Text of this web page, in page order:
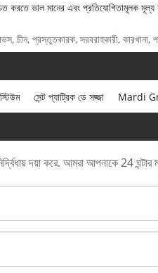
করতে ভাল মানের এবং প্রতিযোগিতামূলক মূল্য
চীন, প্রস্তুতকারক, সরবরাহকারী, কারখানা,
সেন্ট প্যাট্রিক ডে সজ্জা Mardi
দয়া করে. আমরা আপনাকে 24